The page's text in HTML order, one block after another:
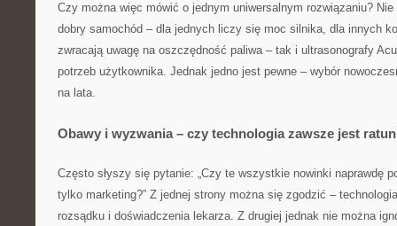
Czy można więc mówić o jednym uniwersalnym rozwiązaniu?
dobry samochód – dla jednych liczy się moc silnika, dla innych
zwracają uwagę na oszczędność paliwa – tak i ultrasonografy
potrzeb użytkownika. Jednak jedno jest pewne – wybór
na lata.
Obawy i wyzwania – czy technologia zawsze jest
Często słyszy się pytanie: „Czy te wszystkie nowinki naprawdę
tylko marketing?” Z jednej strony można się zgodzić –
rozsądku i doświadczenia lekarza. Z drugiej jednak nie można